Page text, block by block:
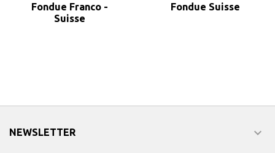
Fondue Franco -
Suisse
Fondue Suisse
NEWSLETTER 